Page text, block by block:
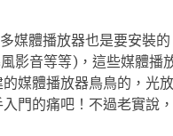
媒體播放器也是要安裝
影音等等)，這些媒體播
媒體播放器鳥鳥的，光
門的痛吧！不過老實說